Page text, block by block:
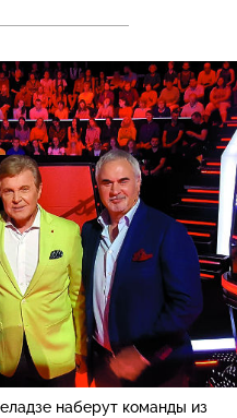
наберут команды из